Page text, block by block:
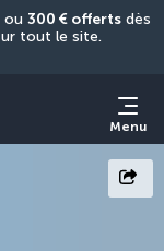
ou 300 € offerts dès
Menu